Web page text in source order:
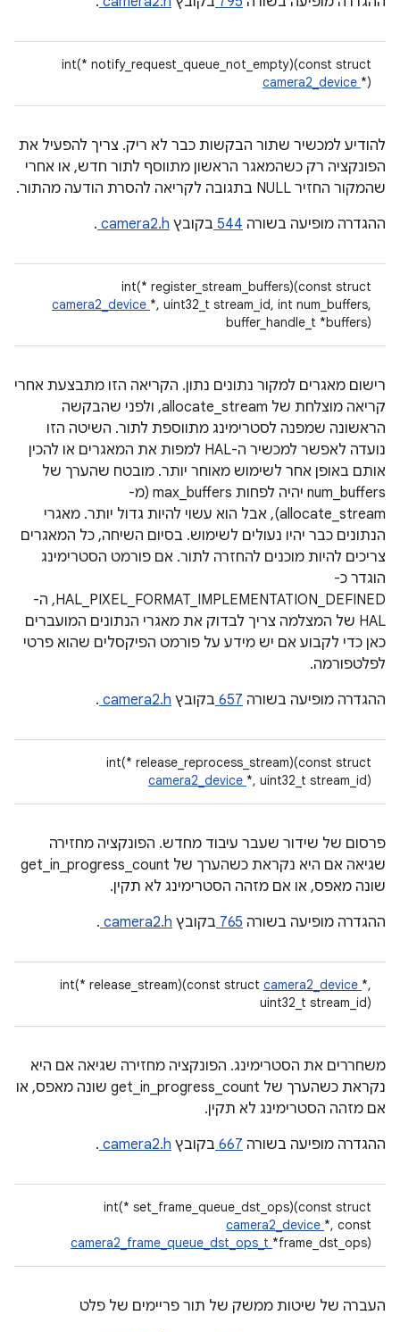
int(* notify_request_queue_not_empty)(const struct
camera2_device *)
להודיע למכשיר שתור הבקשות כבר לא ריק. צריך להפעיל את
הפונקציה רק כשהמאגר הראשון מתווסף לתור חדש, או אחרי
שהמקור החזיר NULL בתגובה לקריאה להסרת הודעה מהתור.
ההגדרה מופיעה בשורה 544 בקובץ camera2.h
.
int(* register_stream_buffers)(const struct
camera2_device *, uint32_t stream_id, int num_buffers,
buffer_handle_t *buffers)
רישום מאגרים למקור נתונים נתון. הקריאה הזו מתבצעת אחרי
קריאה מוצלחת של allocate_stream, ולפני שהבקשה
הראשונה שמפנה לסטרימינג מתווספת לתור. השיטה הזו
נועדה לאפשר למכשיר ה-HAL למפות את המאגרים או להכין
אותם באופן אחר לשימוש מאוחר יותר. מובטח שהערך של
num_buffers יהיה לפחות max_buffers (מ-
allocate_stream), אבל הוא עשוי להיות גדול יותר. מאגרי
הנתונים כבר יהיו נעולים לשימוש. בסיום השיחה, כל המאגרים
צריכים להיות מוכנים להחזרה לתור. אם פורמט הסטרימינג
הוגדר כ-
HAL_PIXEL_FORMAT_IMPLEMENTATION_DEFINED, ה-
HAL של המצלמה צריך לבדוק את מאגרי הנתונים המועברים
כאן כדי לקבוע אם יש מידע על פורמט הפיקסלים שהוא פרטי
לפלטפורמה.
ההגדרה מופיעה בשורה 657 בקובץ camera2.h
.
int(* release_reprocess_stream)(const struct
camera2_device *, uint32_t stream_id)
פרסום של שידור שעבר עיבוד מחדש. הפונקציה מחזירה
שגיאה אם היא נקראת כשהערך של get_in_progress_count
שונה מאפס, או אם מזהה הסטרימינג לא תקין.
ההגדרה מופיעה בשורה 765 בקובץ camera2.h
.
int(* release_stream)(const struct camera2_device *,
uint32_t stream_id)
משחררים את הסטרימינג. הפונקציה מחזירה שגיאה אם היא
נקראת כשהערך של get_in_progress_count שונה מאפס, או
אם מזהה הסטרימינג לא תקין.
ההגדרה מופיעה בשורה 667 בקובץ camera2.h
.
int(* set_frame_queue_dst_ops)(const struct
camera2_device *, const
camera2_frame_queue_dst_ops_t *frame_dst_ops)
העברה של שיטות ממשק של תור פריימים של פלט